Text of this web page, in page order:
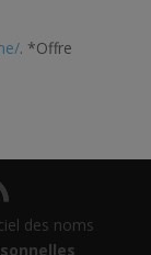
. *Offre
des noms